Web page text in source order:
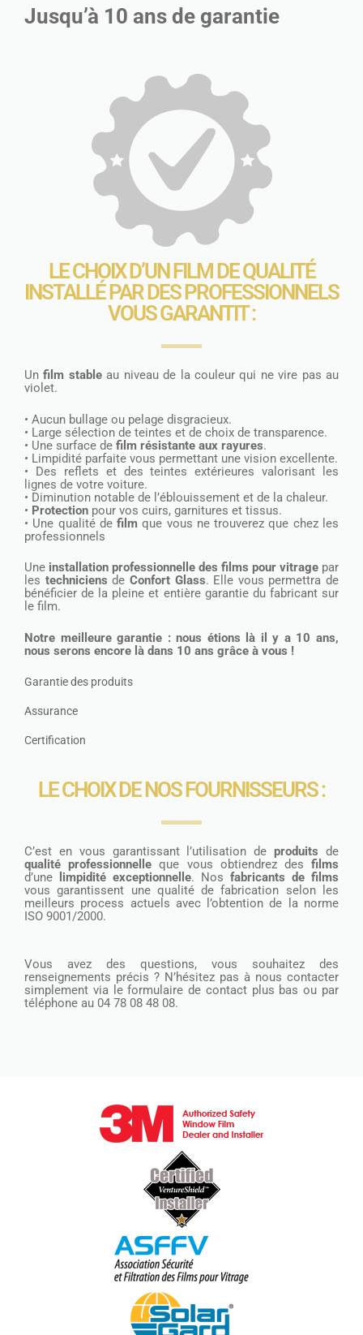
Jusqu’à 10 ans de garantie
LE CHOIX D’UN FILM DE QUALITÉ
INSTALLÉ PAR DES PROFESSIONNELS
VOUS GARANTIT :
Unfilm stableau niveau de la couleur qui ne vire pas au
violet.
• Aucun bullage ou pelage disgracieux.
• Large sélection de teintes et de choix de transparence.
• Une surface de film résistante aux rayures.
• Limpidité parfaite vous permettant une vision excellente.
• Des reflets et des teintes extérieures valorisant les
lignes de votre voiture.
• Diminution notable de l’éblouissement et de la chaleur.
• Protection pour vos cuirs, garnitures et tissus.
• Une qualité defilm que vous ne trouverez que chez les
professionnels
Une installation professionnelle des films pour vitrage par
les techniciens de Confort Glass. Elle vous permettra de
bénéficier de la pleine et entière garantie du fabricant sur
le film.
Notre meilleure garantie : nous étions là il y a 10 ans,
nous serons encore là dans 10 ans grâce à vous !
Garantie des produits
Assurance
Certification
LE CHOIX DE NOS FOURNISSEURS :
C’est en vous garantissant l’utilisation deproduits de
qualité professionnelle que vous obtiendrez desfilms
d’une
limpidité exceptionnelle. Nos fabricants de films
vous garantissent une qualité de fabrication selon les
meilleurs process actuels avec l’obtention de la norme
ISO 9001/2000.
Vous avez des questions, vous souhaitez des
renseignements précis ? N’hésitez pas à nous contacter
simplement via le formulaire de contact plus bas ou par
téléphone au 04 78 08 48 08.